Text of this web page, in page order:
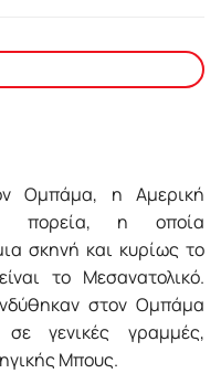
Ομπάμα, η Αμερική
πορεία, η οποία
σκηνή και κυρίως το
το Μεσανατολικό.
στον Ομπάμα
γενικές γραμμές,
Μπους.